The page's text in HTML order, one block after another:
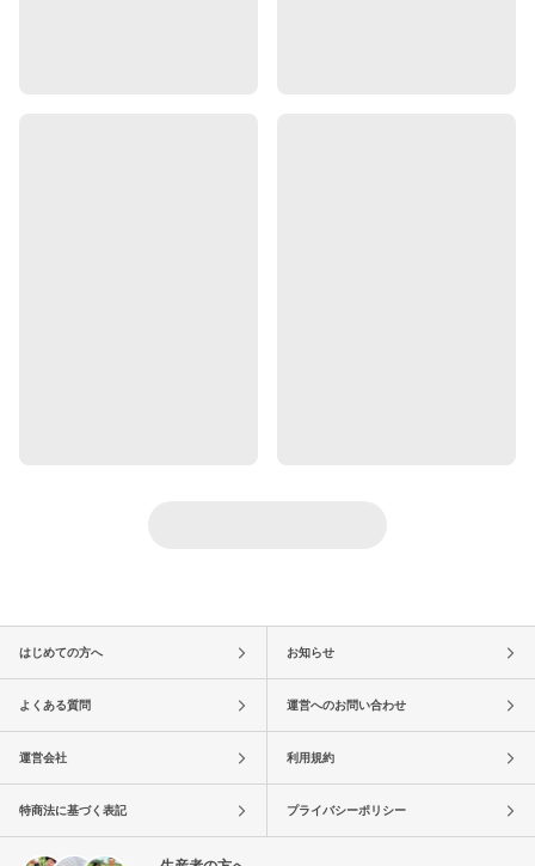
はじめての方へ お知らせ
よくある質問 運営へのお問い合わせ
運営会社 利用規約
特商法に基づく表記 プライバシーポリシー